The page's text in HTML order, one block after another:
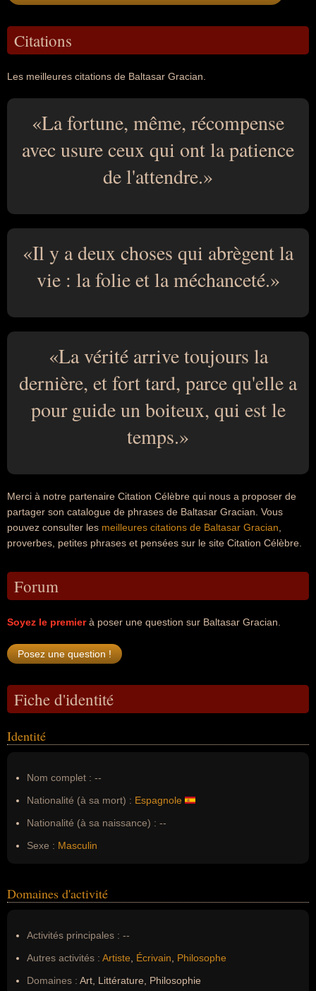
Citations
Les meilleures citations de Baltasar Gracian.
La fortune, même, récompense
avec usure ceux qui ont la patience
de l'attendre.
Il y a deux choses qui abrègent la
vie : la folie et la méchanceté.
La vérité arrive toujours la
dernière, et fort tard, parce qu'elle a
pour guide un boiteux, qui est le
temps.
Merci à notre partenaire Citation Célèbre qui nous a proposer de
partager son catalogue de phrases de Baltasar Gracian. Vous
pouvez consulter les meilleures citations de Baltasar Gracian
proverbes, petites phrases et pensées sur le site Citation Célèbre.
Forum
Soyez le premierà poser une question sur Baltasar Gracian.
Fiche d'identité
Identité
Nom complet : --
Nationalité (à sa mort) : Espagnole
Nationalité (à sa naissance) : --
Sexe : Masculin
Domaines d'activité
Activités principales : --
Autres activités : Artiste Écrivain
Philosophe
Domaines : Art, Littérature, Philosophie